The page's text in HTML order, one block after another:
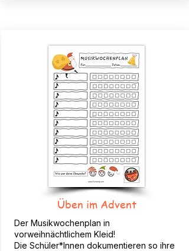
Üben im Advent
Der Musikwochenplan in
vorweihnächtlichem Kleid!
Die Schüler*Innen dokumentieren so ihre